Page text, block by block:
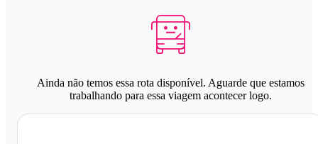
Ainda não temos essa rota disponível. Aguarde que estamos
trabalhando para essa viagem acontecer logo.